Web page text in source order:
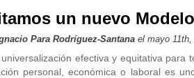
un nuevo
Para Rodríguez-Santana el mayo 11th,
efectiva y equitativa para
personal, económica o laboral es